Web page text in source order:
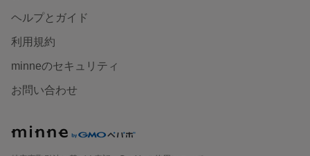
ヘルプとガイド
利用規約
minneのセキュリティ
お問い合わせ